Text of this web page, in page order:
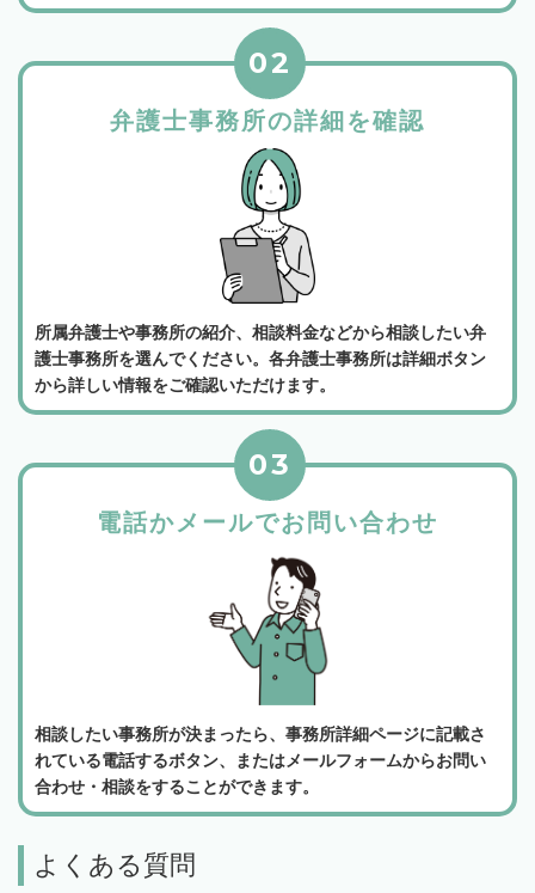
弁護士事務所の詳細を確認
02
所属弁護士や事務所の紹介、相談料金などから相談したい弁
護士事務所を選んでください。各弁護士事務所は詳細ボタン
から詳しい情報をご確認いただけます。
電話かメールでお問い合わせ
03
相談したい事務所が決まったら、事務所詳細ページに記載さ
れている電話するボタン、またはメールフォームからお問い
合わせ・相談をすることができます。
よくある質問